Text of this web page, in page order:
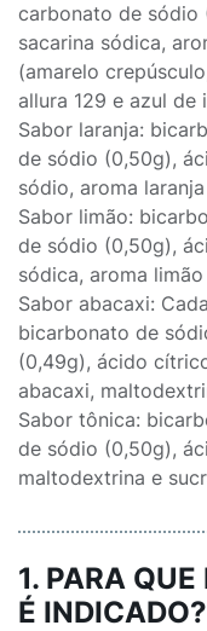
carbonato de sódio
sacarina sódica,
(amarelo
allura 129 e azul de
Sabor laranja:
de sódio (0,50g),
sódio, aroma
Sabor limão:
de sódio (0,50g),
sódica, aroma
Sabor abacaxi:
bicarbonato de
(0,49g), ácido
abacaxi,
Sabor tônica:
de sódio (0,50g),
maltodextrina e
1. PARA
É INDICADO?